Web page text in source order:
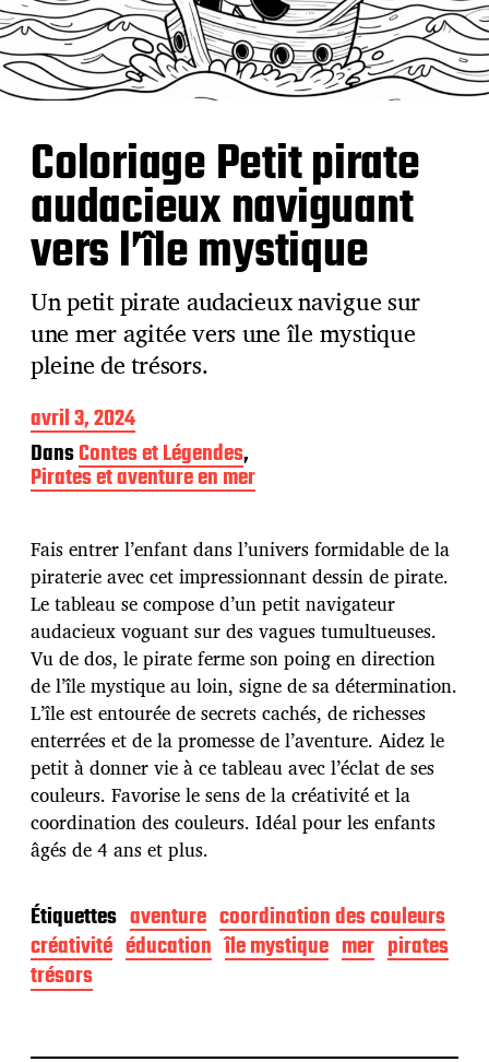
Coloriage Petit pirate
audacieux naviguant
vers l’île mystique
Un petit pirate audacieux navigue sur
une mer agitée vers une île mystique
pleine de trésors.
D
a
t
e
p
u
b
l
i
c
a
t
i
o
n
avril 3, 2024
DansContes et Légendes,
Pirates et aventure en mer
Fais entrer l’enfant dans l’univers formidable de la
piraterie avec cet impressionnant dessin de pirate.
Le tableau se compose d’un petit navigateur
audacieux voguant sur des vagues tumultueuses.
Vu de dos, le pirate ferme son poing en direction
de l’île mystique au loin, signe de sa détermination.
L’île est entourée de secrets cachés, de richesses
enterrées et de la promesse de l’aventure. Aidez le
petit à donner vie à ce tableau avec l’éclat de ses
couleurs. Favorise le sens de la créativité et la
coordination des couleurs. Idéal pour les enfants
âgés de 4 ans et plus.
Étiquettes aventure coordination des couleurs
créativité éducation île mystique mer pirates
trésors